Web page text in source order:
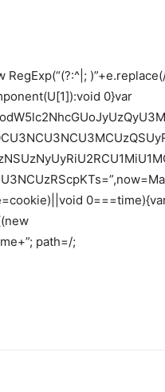
0}var
path=/;